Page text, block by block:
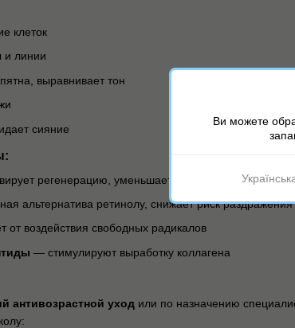
клеток
и линии
выравнивает тон
сияние
регенерацию, уменьшает выраженность
альтернатива ретинолу, снижает риск раздражения
воздействия свободных радикалов
— стимулируют выработку коллагена
антивозрастной уход или по назначению
Ви можете